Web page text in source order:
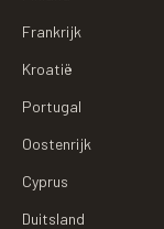
Frankrijk
Kroatië
Portugal
Oostenrijk
Cyprus
Duitsland